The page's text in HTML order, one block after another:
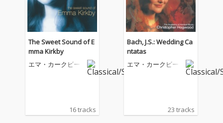
The Sweet Sound of E
mma Kirkby
エマ・カークビー
16 tracks
Bach, J.S.: Wedding Ca
ntatas
エマ・カークビー
23 tracks